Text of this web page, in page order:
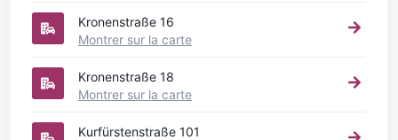
Kronenstraße 16
Montrer sur la carte
Kronenstraße 18
Montrer sur la carte
Kurfürstenstraße 101